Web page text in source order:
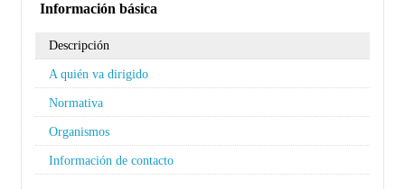
Información básica
Descripción
A quién va dirigido
Normativa
Organismos
Información de contacto